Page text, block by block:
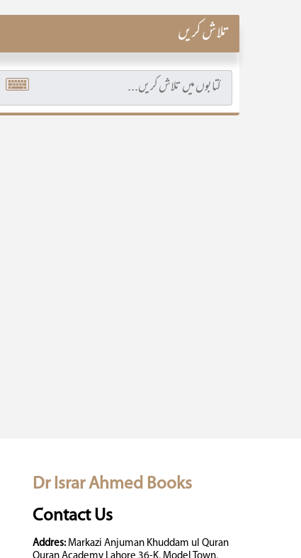
تلاش کریں
Dr Israr Ahmed Books
Contact Us
Addres:Markazi Anjuman Khuddam ul Quran